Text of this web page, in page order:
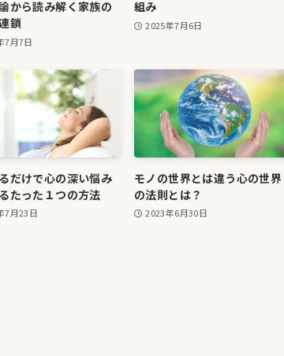
から読み解く家族の
鎖
7月7日
組み
2025年7月6日
だけで心の深い悩み
たった１つの方法
7月23日
モノの世界とは違う心の世界
の法則とは？
2023年6月30日